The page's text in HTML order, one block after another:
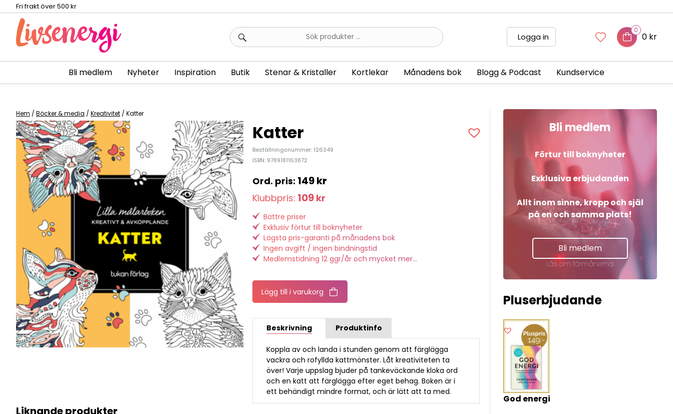
content
Fri frakt över 500 kr
Sök
efter:
Logga in
0
0 kr
Bli medlem Nyheter Inspiration Butik Stenar & Kristaller Kortlekar Månadens bok Blogg & Podcast Kundservice
Hem / Böcker & media / Kreativitet / Katter
Katter
Beställningsnummer: 126349
ISBN: 9789181163872
149kr
Klubbpris: 109 kr
Bättre priser
Exklusiv förtur till boknyheter
Lägsta pris-garanti på månadens bok
Ingen avgift / ingen bindningstid
Medlemstidning 12 ggr/år och mycket mer...
Lägg till i varukorg
Beskrivning Produktinfo
Koppla av och landa i stunden genom att färglägga
vackra och rofyllda kattmönster. Låt kreativiteten ta
över! Varje uppslag bjuder på tankeväckande kloka ord
och en katt att färglägga efter eget behag. Boken är i
ett behändigt mindre format, och är lätt att ta med.
Liknande produkter
Bli medlem
Förtur till boknyheter
Exklusiva erbjudanden
Allt inom sinne, kropp och själ
på en och samma plats!
Bli medlem
Läs om förmånerna
Pluserbjudande
God energi